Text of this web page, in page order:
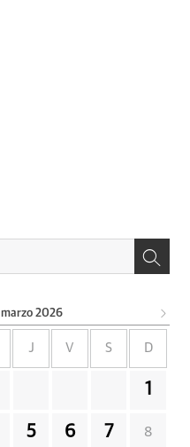
marzo 2026
J V S D
1
5 6 7 8